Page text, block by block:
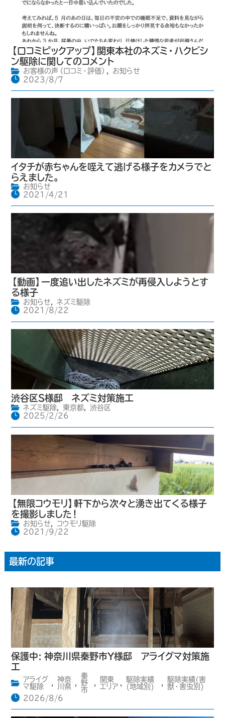
【口コミピックアップ】関東本社のネズミ・ハクビシ
ン駆除に関してのコメント
お客様の声（口コミ・評価） ,
お知らせ
2023/8/7
イタチが赤ちゃんを咥えて逃げる様子をカメラでと
らえました。
お知らせ
2021/4/21
【動画】一度追い出したネズミが再侵入しようとす
る様子
お知らせ,
ネズミ駆除
2021/8/22
渋谷区S様邸 ネズミ対策施工
ネズミ駆除, 東京都,
渋谷区
2025/2/26
【無限コウモリ】軒下から次々と湧き出てくる様子
を撮影しました！
お知らせ,
コウモリ駆除
2021/9/22
最新の記事
保護中: 神奈川県秦野市Y様邸 アライグマ対策施
工
アライグ
マ駆除
,
神奈
川県 ,
秦
野
市
,
関東
エリア ,
駆除実績
(地域別)
,
駆除実績(害
獣・害虫別)
2026/8/6